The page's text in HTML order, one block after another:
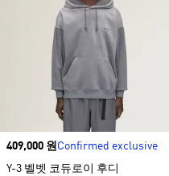
Price
409,000 원Confirmed exclusive
Y-3 벨벳 코듀로이 후디